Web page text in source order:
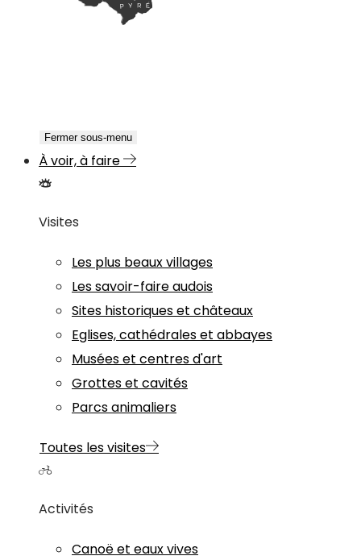
Fermer sous-menu
À voir, à faire
Visites
Les plus beaux villages
Les savoir-faire audois
Sites historiques et châteaux
Eglises, cathédrales et abbayes
Musées et centres d'art
Grottes et cavités
Parcs animaliers
Toutes les visites
Activités
Canoë et eaux vives